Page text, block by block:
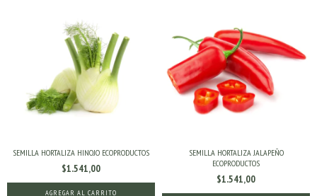
SEMILLA HORTALIZA HINOJO ECOPRODUCTOS
$1.541,00
SEMILLA HORTALIZA JALAPEÑO
ECOPRODUCTOS
$1.541,00